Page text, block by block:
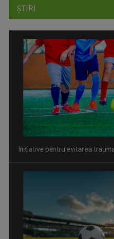
ȘTIRI
Conference League: Rezultate